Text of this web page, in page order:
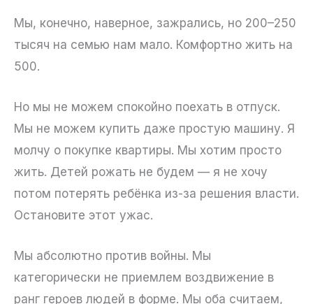
Мы, конечно, наверное, зажрались, но 200–250
тысяч на семью нам мало. Комфортно жить на
500.
Но мы не можем спокойно поехать в отпуск.
Мы не можем купить даже простую машину. Я
молчу о покупке квартиры. Мы хотим просто
жить. Детей рожать не будем — я не хочу
потом потерять ребёнка из-за решения власти.
Остановите этот ужас.
Мы абсолютно против войны. Мы
категорически не приемлем воздвижение в
ранг героев людей в форме. Мы оба считаем,